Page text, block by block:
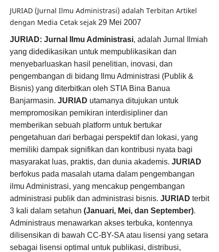
JURIAD (Jurnal Ilmu Administrasi) adalah Terbitan Artikel
dengan Media Cetak sejak 29 Mei 2007
JURIAD: Jurnal Ilmu Administrasi, adalah Jurnal Ilmiah
yang didedikasikan untuk mempublikasikan dan
menyebarluaskan hasil penelitian, inovasi, dan
pengembangan di bidang Ilmu Administrasi (Publik &
Bisnis) yang diterbitkan oleh STIA Bina Banua
Banjarmasin. JURIAD utamanya ditujukan untuk
mempromosikan pemikiran interdisipliner dan
memberikan sebuah platform untuk bertukar
pengetahuan dari berbagai perspektif dan lokasi, yang
memiliki dampak signifikan dan kontribusi nyata bagi
masyarakat luas, praktis, dan dunia akademis. JURIAD
berfokus pada masalah utama dalam pengembangan
ilmu Administrasi, yang mencakup pengembangan
administrasi publik dan administrasi bisnis. JURIAD terbit
3 kali dalam setahun (Januari, Mei, dan September).
Administraus menawarkan akses terbuka, kontennya
dilisensikan di bawah CC-BY-SA atau lisensi yang setara
sebagai lisensi optimal untuk publikasi, distribusi,